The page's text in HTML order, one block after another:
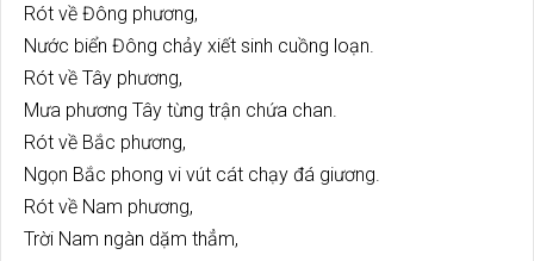
Rót về Đông phương,
Nước biển Đông chảy xiết sinh cuồng loạn.
Rót về Tây phương,
Mưa phương Tây từng trận chứa chan.
Rót về Bắc phương,
Ngọn Bắc phong vi vút cát chạy đá giương.
Rót về Nam phương,
Trời Nam ngàn dặm thẳm,